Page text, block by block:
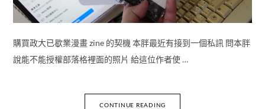
購買政大已歇業漫畫 zine 的契機 本胖最近有接到一個私訊 問本胖
說能不能授權部落格裡面的照片 給這位作者使 …
CONTINUE READING